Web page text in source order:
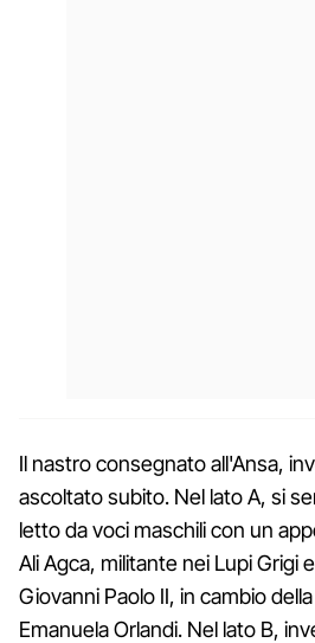
Il nastro consegnato all'Ansa,
ascoltato subito. Nel lato A, si
letto da voci maschili con un
Ali Agca, militante nei Lupi Grigi
Giovanni Paolo II, in cambio
Emanuela Orlandi. Nel lato B,